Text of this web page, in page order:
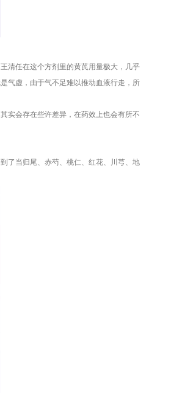
清任在这个方剂里的黄芪用量极大，几乎
气虚，由于气不足难以推动血液行走，所
实会存在些许差异，在药效上也会有所不
了当归尾、赤芍、桃仁、红花、川芎、地